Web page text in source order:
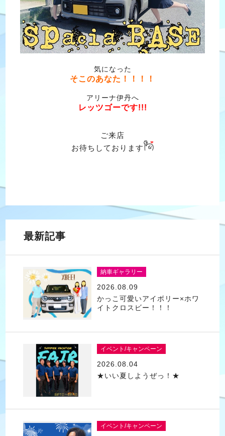
気になった
そこのあなた！！！！
アリーナ伊丹へ
レッツゴーです!!!
ご来店
お待ちしております
最新記事
納車ギャラリー
2026.08.09
かっこ可愛いアイボリー×ホワ
イトクロスビー！！！
イベント/キャンペーン
2026.08.04
★いい夏しようぜっ！★
イベント/キャンペーン